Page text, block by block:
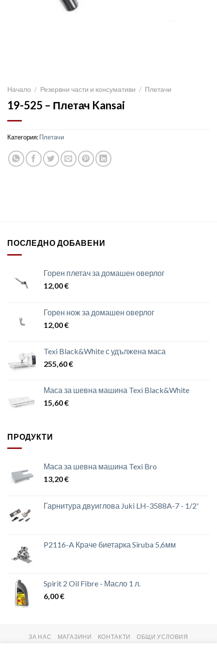
Начало / Резервни части и консумативи / Плетачи
19-525 – Плетач Kansai
Категория:Плетачи
ПОСЛЕДНО ДОБАВЕНИ
Горен плетач за домашен оверлог
12,00€
Горен нож за домашен оверлог
12,00€
Texi Black&White с удължена маса
255,60€
Маса за шевна машина Texi Black&White
15,60€
ПРОДУКТИ
Маса за шевна машина Texi Bro
13,20€
Гарнитура двуиглова Juki LH-3588A-7 - 1/2'
P2116-A Краче биетарка Siruba 5,6мм
Spirit 2 Oil Fibre - Масло 1 л.
6,00€
ЗА НАС МАГАЗИНИ КОНТАКТИ ОБЩИ УСЛОВИЯ